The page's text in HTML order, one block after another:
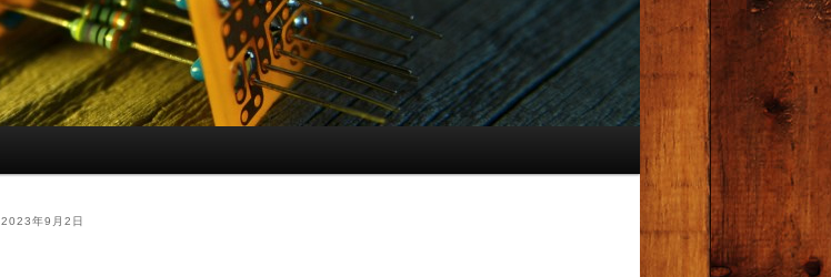
2023年9月2日